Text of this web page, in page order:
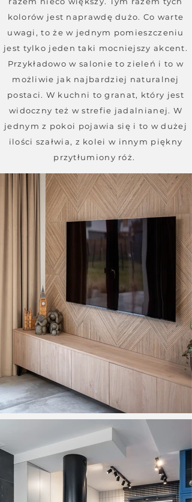
kolorów jest naprawdę dużo. Co warte
uwagi, to że w jednym pomieszczeniu
jest tylko jeden taki mocniejszy akcent.
Przykładowo w salonie to zieleń i to w
możliwie jak najbardziej naturalnej
postaci. W kuchni to granat, który jest
widoczny też w strefie jadalnianej. W
jednym z pokoi pojawia się i to w dużej
ilości szałwia, z kolei w innym piękny
przytłumiony róż.